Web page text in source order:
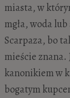
miasta, w
mgła, woda
Scarpaza, bo
mieście znana.
kanonikiem w
bogatym